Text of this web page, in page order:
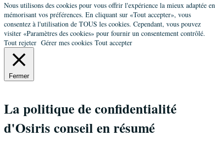
Nous utilisons des cookies pour vous offrir l'expérience la mieux adaptée en
mémorisant vos préférences. En cliquant sur «Tout accepter», vous
consentez à l'utilisation de TOUS les cookies. Cependant, vous pouvez
visiter «Paramètres des cookies» pour fournir un consentement contrôlé.
Tout rejeter Gérer mes cookies Tout accepter
Fermer
La politique de confidentialité
d'Osiris conseil en résumé